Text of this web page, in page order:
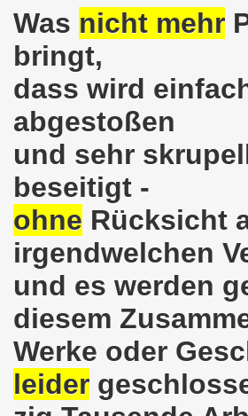
Was nicht mehr
bringt,
dass wird
abgestoßen
und sehr
beseitigt -
ohne Rücksicht
irgendwelchen
und es werden
diesem
Werke oder
leider
Zeichen der Solidarität der
ruft zu Protesten und zu
in Bonn! 2.000
Bewegung erklärt sich
Bewegung mit breiter
Bewegung am 06.11.2017 - Auf
am 11.11.2017 in Bonn
protestiert und
Bewegung mit breit gefächerter
protestiert: Faschist filmt
für Monika Gärtner-Engel